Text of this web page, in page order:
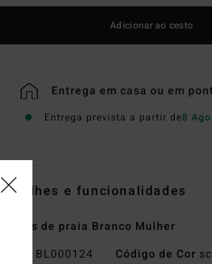
Adicionar ao cesto
Entrega em casa ou em
Entrega prevista a partir de8
Detalhes e funcionalidades
Calças de praia Branco Mulher
BL000124 Código de Cor